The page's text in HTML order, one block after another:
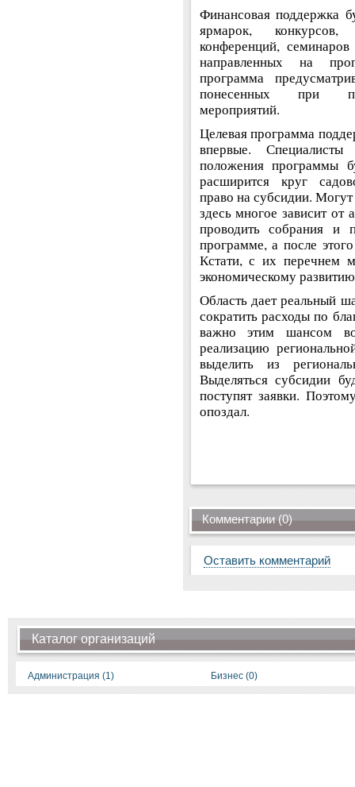
Финансовая поддержка
ярмарок, конкурсов,
конференций,
направленных на
программа
понесенных при
мероприятий.
Целевая программа
впервые.
положения программы
расширится круг
право на субсидии.
здесь многое зависит
проводить собрания и
программе, а после
Кстати, с их перечнем
экономическому
Область дает реальный
сократить расходы по
важно этим шансом
реализацию
выделить из
Выделяться субсидии
поступят заявки.
опоздал.
Комментарии (0)
Оставить комментарий
Каталог организаций
Администрация (1) Бизнес (0)